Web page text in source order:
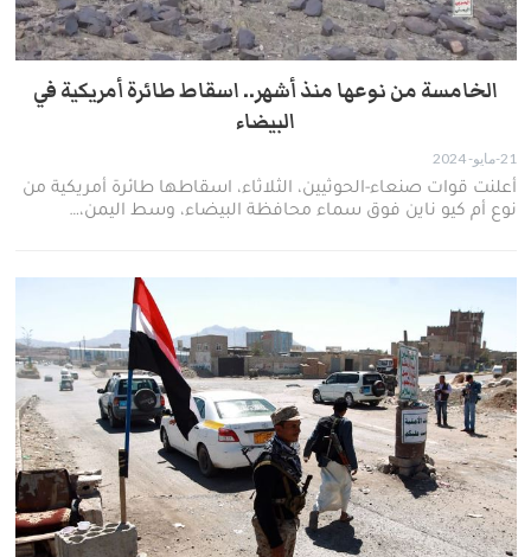
الخامسة من نوعها منذ أشهر.. اسقاط طائرة أمريكية في
البيضاء
21-مايو- 2024
أعلنت قوات صنعاء-الحوثيين، الثلاثاء، اسقاطها طائرة أمريكية من
نوع أم كيو ناين فوق سماء محافظة البيضاء، وسط اليمن،…